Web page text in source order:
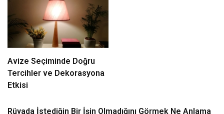
Avize Seçiminde Doğru
Tercihler ve Dekorasyona
Etkisi
Rüyada İstediğin Bir İşin Olmadığını Görmek Ne Anlama